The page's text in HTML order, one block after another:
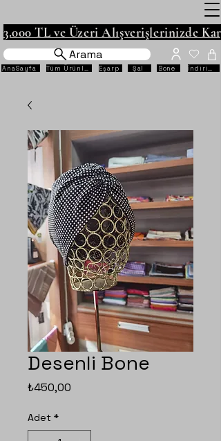
AnaSayfa Tüm Ürünler Eşarp Şal Bone
Arama
3.000 TL ve Üzeri Alışverişlerinizde
İndirimli
Desenli Bone
₺450,00
Adet *